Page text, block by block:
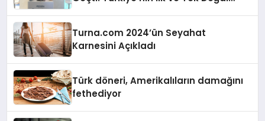
Turna.com 2024’ün Seyahat
Karnesini Açıkladı
Türk döneri, Amerikalıların damağını
fethediyor